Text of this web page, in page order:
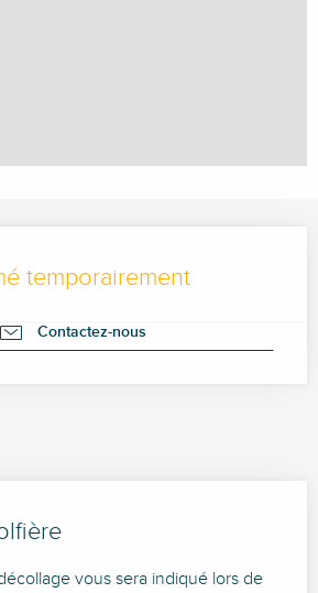
temporairement
Contactez-nous
vous sera indiqué lors de